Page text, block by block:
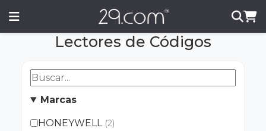
Lectores de Códigos
Marcas
HONEYWELL (2)